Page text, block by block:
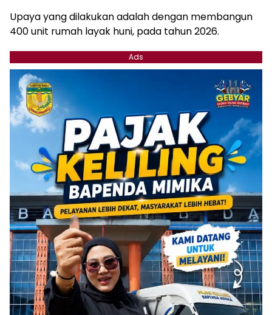
Upaya yang dilakukan adalah dengan membangun
400 unit rumah layak huni, pada tahun 2026.
Ads